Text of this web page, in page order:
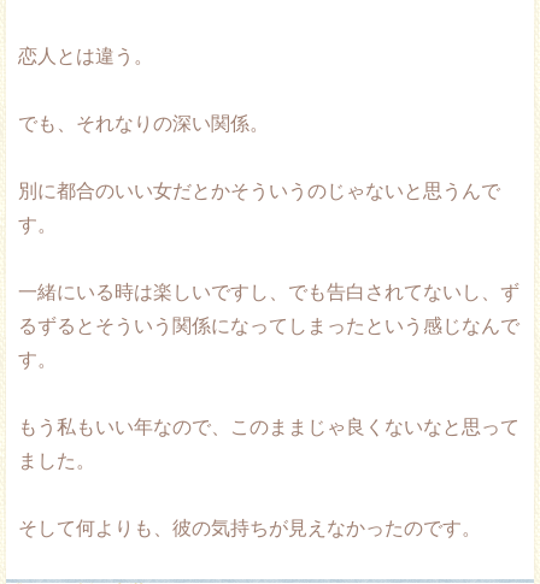
恋人とは違う。
でも、それなりの深い関係。
別に都合のいい女だとかそういうのじゃないと思うんで
す。
一緒にいる時は楽しいですし、でも告白されてないし、ず
るずるとそういう関係になってしまったという感じなんで
す。
もう私もいい年なので、このままじゃ良くないなと思って
ました。
そして何よりも、彼の気持ちが見えなかったのです。